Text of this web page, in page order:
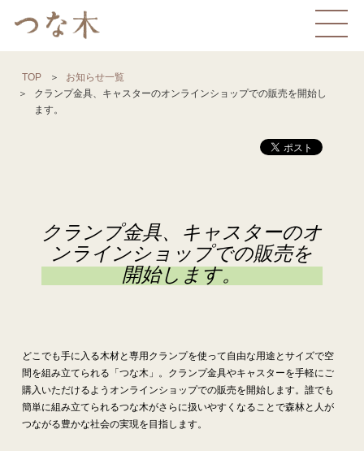
TOP
お知らせ一覧
クランプ金具、キャスターのオンラインショップでの販売を開始し
ます。
クランプ金具、キャスターのオ
ンラインショップでの販売を
開始します。
どこでも手に入る木材と専用クランプを使って自由な用途とサイズで空
間を組み立てられる「つな木」。クランプ金具やキャスターを手軽にご
購入いただけるようオンラインショップでの販売を開始します。誰でも
簡単に組み立てられるつな木がさらに扱いやすくなることで森林と人が
つながる豊かな社会の実現を目指します。